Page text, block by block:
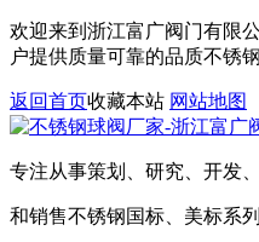
欢迎来到浙江富广阀门有限
户提供质量可靠的品质不锈
返回首页收藏本站 网站地图
专注从事策划、研究、开发
和销售不锈钢国标、美标系